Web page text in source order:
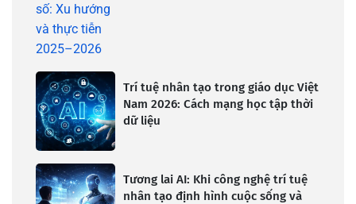
Trí tuệ nhân tạo trong giáo dục Việt
Nam 2026: Cách mạng học tập thời
dữ liệu
Tương lai AI: Khi công nghệ trí tuệ
nhân tạo định hình cuộc sống và